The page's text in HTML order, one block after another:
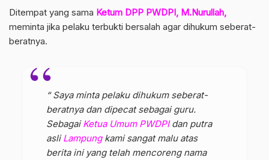
Ditempat yang sama Ketum DPP PWDPI, M.Nurullah,
meminta jika pelaku terbukti bersalah agar dihukum seberat-
beratnya.
“ Saya minta pelaku dihukum seberat-
beratnya dan dipecat sebagai guru.
SebagaiKetua Umum PWDPIdan putra
asliLampungkami sangat malu atas
berita ini yang telah mencoreng nama